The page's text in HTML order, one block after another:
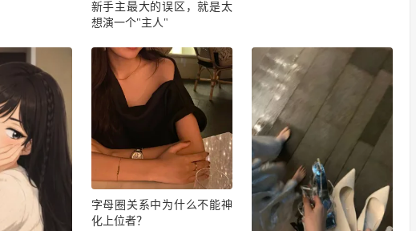
新手主最大的误区，就是太
想演一个"主人"
字母圈关系中为什么不能神
化上位者？